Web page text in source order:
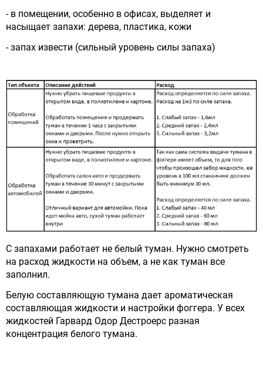
- в помещении, особенно в офисах, выделяет и
насыщает запахи: дерева, пластика, кожи
- запах извести (сильный уровень силы запаха)
С запахами работает не белый туман. Нужно смотреть
на расход жидкости на объем, а не как туман все
заполнил.
Белую составляющую тумана дает ароматическая
составляющая жидкости и настройки фоггера. У всех
жидкостей Гарвард Одор Дестроерс разная
концентрация белого тумана.